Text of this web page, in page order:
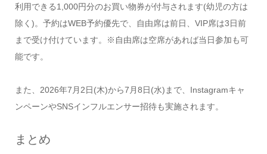
利用できる1,000円分のお買い物券が付与されます(幼児の方は
除く)。予約はWEB予約優先で、自由席は前日、VIP席は3日前
まで受け付けています。※自由席は空席があれば当日参加も可
能です。
また、2026年7月2日(木)から7月8日(水)まで、Instagramキャ
ンペーンやSNSインフルエンサー招待も実施されます。
まとめ